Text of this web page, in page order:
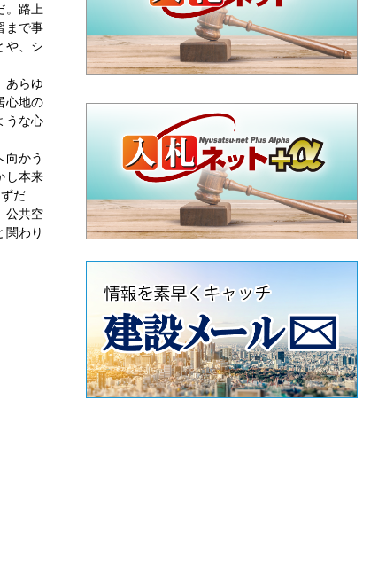
。路上
まで事
や、シ
あらゆ
心地の
うな心
向かう
し本来
だ
公共空
関わり